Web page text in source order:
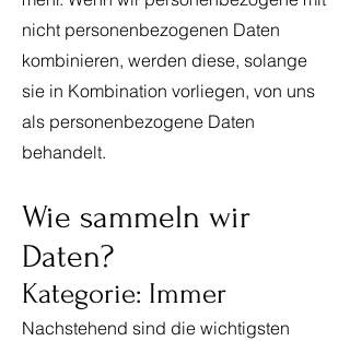
nicht personenbezogenen Daten
kombinieren, werden diese, solange
sie in Kombination vorliegen, von uns
als personenbezogene Daten
behandelt.
Wie sammeln wir
Daten?
Kategorie: Immer
Nachstehend sind die wichtigsten